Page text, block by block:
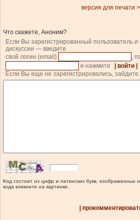
версия для печати
Что скажете, Аноним?
Если Вы зарегистрированный пользователь и
дискуссии — введите
свой логин (email)
,
и нажмите
| войти |
Если Вы еще не зарегистрировались, зайдите
Код состоит из цифр и латинских букв, изображенных
кода кликните на картинке.
|